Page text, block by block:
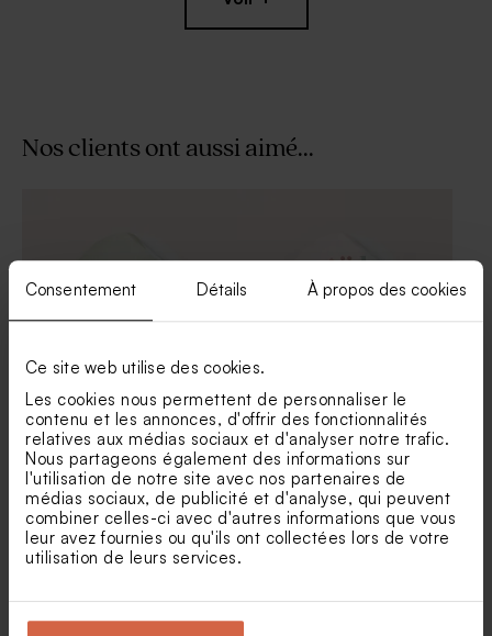
Consentement Détails À propos des cookies
Ce site web utilise des cookies.
Les cookies nous permettent de personnaliser le
contenu et les annonces, d'offrir des fonctionnalités
relatives aux médias sociaux et d'analyser notre trafic.
Nous partageons également des informations sur
l'utilisation de notre site avec nos partenaires de
médias sociaux, de publicité et d'analyse, qui peuvent
combiner celles-ci avec d'autres informations que vous
leur avez fournies ou qu'ils ont collectées lors de votre
utilisation de leurs services.
Savon artisanal fête senteur
Thé Chaï
Fleurs séchées fête -
Lagurus vert
Nos clients ont aussi aimé...
Sticker autocollant Eid
Mubarak oriental et dorure
Eid Mubarak sticker
autocollant le bonheur en
couleur